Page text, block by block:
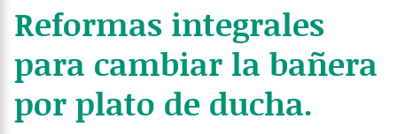
Reformas integrales
para cambiar la bañera
por plato de ducha.